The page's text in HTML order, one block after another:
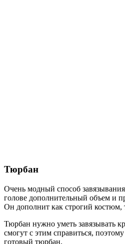
Тюрбан
Очень модный способ
голове дополнительный объем и
Он дополнит как строгий костюм,
Тюрбан нужно уметь завязывать
смогут с этим справиться,
готовый тюрбан.